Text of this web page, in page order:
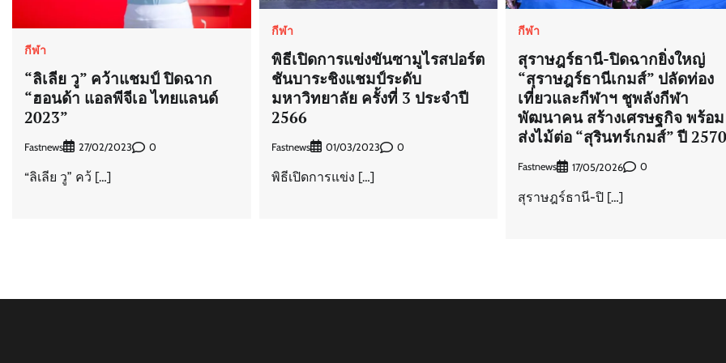
กีฬา
“ลิเลีย วู” คว้าแชมป์ ปิดฉาก
“ฮอนด้า แอลพีจีเอ ไทยแลนด์
2023”
Fastnews 27/02/2023 0
“ลิเลีย วู” คว้ […]
กีฬา
พิธีเปิดการแข่งขันซามูไรสปอร์ต
ชันบาระชิงแชมป์ระดับ
มหาวิทยาลัย ครั้งที่ 3 ประจำปี
2566
Fastnews 01/03/2023 0
พิธีเปิดการแข่ง […]
กีฬา
สุราษฎร์ธานี-ปิดฉากยิ่งใหญ่
“สุราษฎร์ธานีเกมส์” ปลัดท่อง
เที่ยวและกีฬาฯ ชูพลังกีฬา
พัฒนาคน สร้างเศรษฐกิจ พร้อม
ส่งไม้ต่อ “สุรินทร์เกมส์” ปี
Fastnews 17/05/2026 0
สุราษฎร์ธานี-ปิ […]